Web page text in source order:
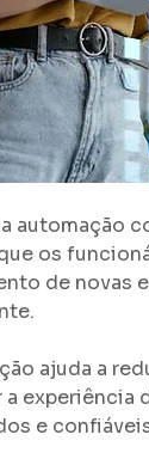
automação
os
de novas
ajuda a
a
e